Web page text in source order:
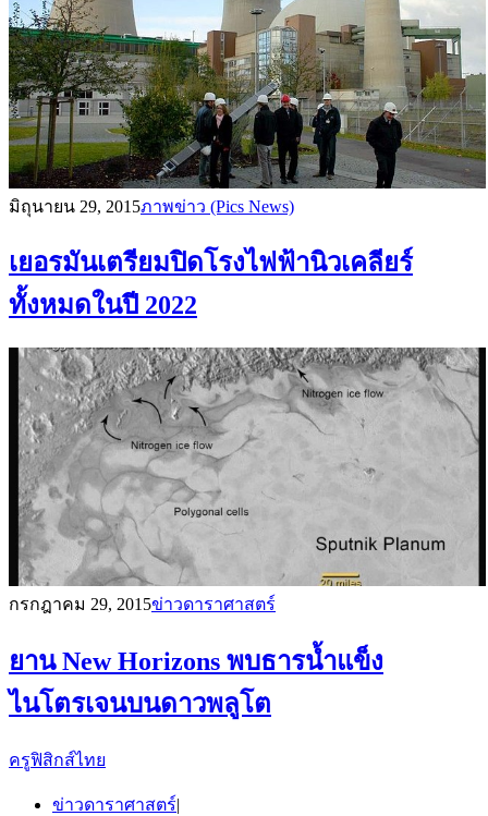
มิถุนายน 29, 2015ภาพข่าว (Pics News)
เยอรมันเตรียมปิดโรงไฟฟ้านิวเคลียร์
ทั้งหมดในปี 2022
กรกฎาคม 29, 2015ข่าวดาราศาสตร์
ยาน New Horizons พบธารน้ำแข็ง
ไนโตรเจนบนดาวพลูโต
ครูฟิสิกส์ไทย
ข่าวดาราศาสตร์|